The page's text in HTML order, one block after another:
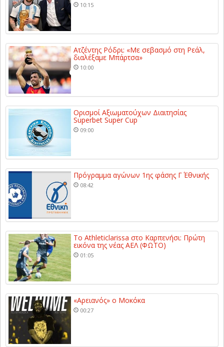
10:15
Ατζέντης Ρόδρι: «Με σεβασμό στη Ρεάλ,
διαλέξαμε Μπάρτσα»
10:00
Ορισμοί Αξιωματούχων Διαιτησίας
Superbet Super Cup
09:00
Πρόγραμμα αγώνων 1ης φάσης Γ΄ Εθνικής
08:42
Το Athleticlarissa στο Καρπενήσι: Πρώτη
εικόνα της νέας ΑΕΛ (ΦΩΤΟ)
01:05
«Αρειανός» ο Μοκόκα
00:27